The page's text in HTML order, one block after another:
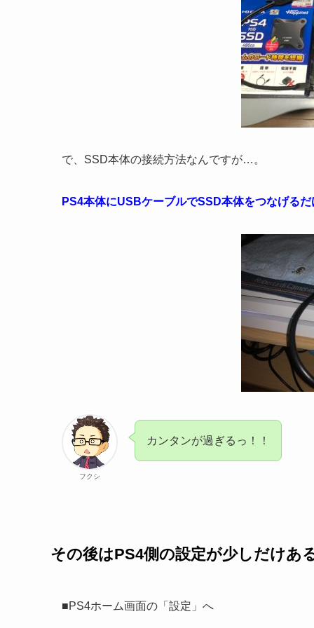
で、SSD本体の接続方法なんですが…。
PS4本体にUSBケーブルでSSD本体をつなげるだ
フクシ
カンタンが過ぎるっ！！
その後はPS4側の設定が少しだけあ
■PS4ホーム画面の「設定」へ